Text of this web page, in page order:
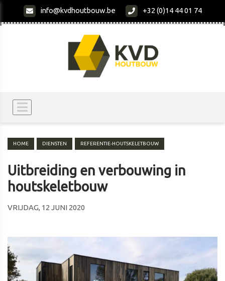
info@kvdhoutbouw.be +32 (0)14 44 01 74
HOME DIENSTEN REFERENTIE-HOUTSKELETBOUW
Uitbreiding en verbouwing in
houtskeletbouw
VRIJDAG, 12 JUNI 2020